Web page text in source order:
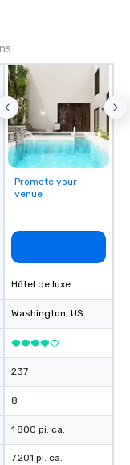
Promote your
venue
Hôtel de luxe
Washington, US
237
8
1 800 pi. ca.
7 201 pi. ca.